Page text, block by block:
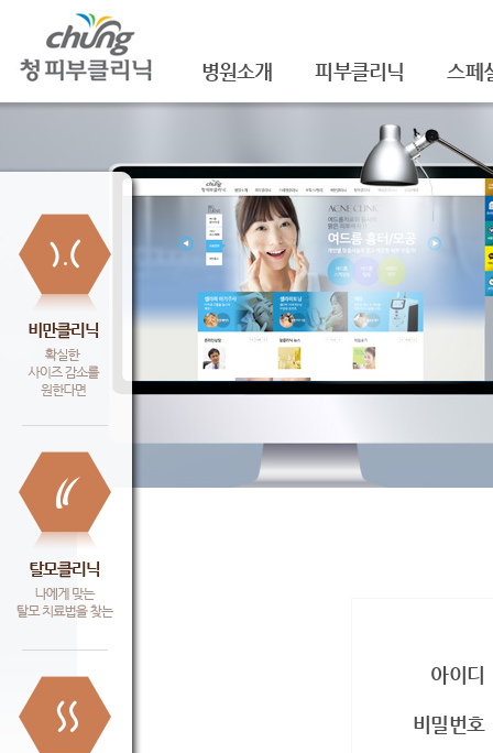
병원소개 피부클리닉 스페
레이저장비소개
병원 둘러보기
찾아오시는 길
공지사항
여드름자국/흉터
모공
기미/색소
주근깨/잡티
점/검버섯
문신제거
안면홍조
피부질환치료
셀라
레이
주름
FNS
물광
아쿠
슈링
아이디
비밀번호